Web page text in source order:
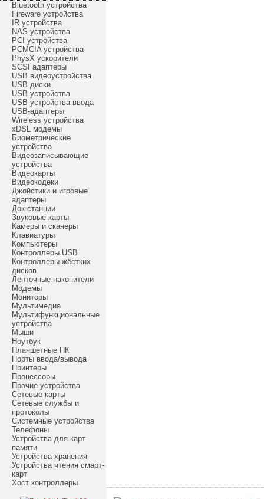
Bluetooth устройства
Fireware устройства
IR устройства
NAS устройства
PCI устройства
PCMCIA устройства
PhysX ускорители
SCSI адаптеры
USB видеоустройства
USB диски
USB устройства
USB устройства ввода
USB-адаптеры
Wireless устройства
xDSL модемы
Биометрические
устройства
Видеозаписывающие
устройства
Видеокарты
Видеокодеки
Джойстики и игровые
адаптеры
Док-станции
Звуковые карты
Камеры и сканеры
Клавиатуры
Компьютеры
Контроллеры USB
Контроллеры жёстких
дисков
Ленточные накопители
Модемы
Мониторы
Мультимедиа
Мультифункциональные
устройства
Мыши
Ноутбук
Планшетные ПК
Порты ввода/вывода
Принтеры
Процессоры
Прочие устройства
Сетевые карты
Сетевые службы и
протоколы
Системные устройства
Телефоны
Устройства для карт
памяти
Устройства хранения
Устройства чтения смарт-
карт
Хост контроллеры